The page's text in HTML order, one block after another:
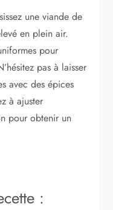
une viande de
en plein air.
pour
pas à laisser
avec des épices
à ajuster
pour obtenir un
: